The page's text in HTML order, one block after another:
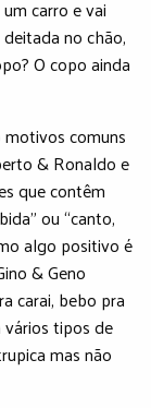
carro e vai
no chão,
O copo ainda
comuns
& Ronaldo e
que contêm
ou “canto,
algo positivo é
& Geno
carai, bebo pra
vários tipos de
mas não